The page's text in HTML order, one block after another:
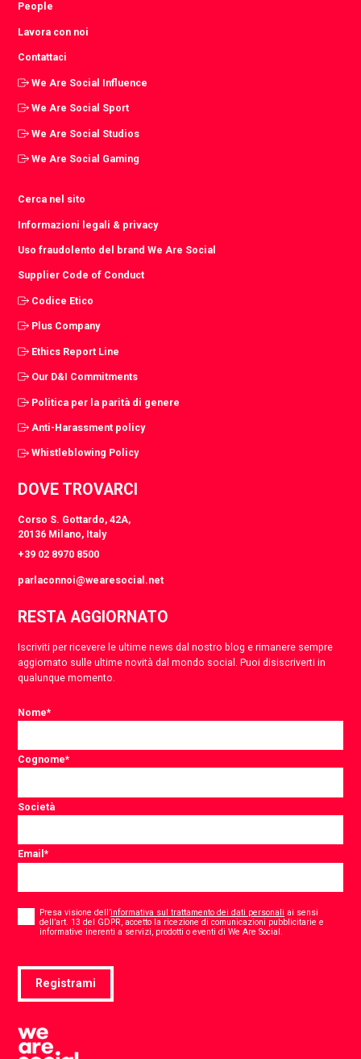
People
Lavora con noi
Contattaci
We Are Social Influence
We Are Social Sport
We Are Social Studios
We Are Social Gaming
Cerca nel sito
Informazioni legali & privacy
Uso fraudolento del brand We Are Social
Supplier Code of Conduct
Codice Etico
Plus Company
Ethics Report Line
Our D&I Commitments
Politica per la parità di genere
Anti-Harassment policy
Whistleblowing Policy
DOVE TROVARCI
Corso S. Gottardo, 42A,
20136 Milano, Italy
+39 02 8970 8500
parlaconnoi@wearesocial.net
RESTA AGGIORNATO
Iscriviti per ricevere le ultime news dal nostro blog e rimanere sempre
aggiornato sulle ultime novità dal mondo social. Puoi disiscriverti in
qualunque momento.
Nome*
Cognome*
Società
Email*
Consent
Presa visione dell’informativa sul trattamento dei dati personali ai sensi
dell’art. 13 del GDPR, accetto la ricezione di comunicazioni pubblicitarie e
informative inerenti a servizi, prodotti o eventi di We Are Social.
Registrami